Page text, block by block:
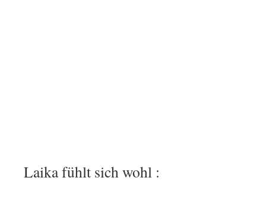
Laika fühlt sich wohl :